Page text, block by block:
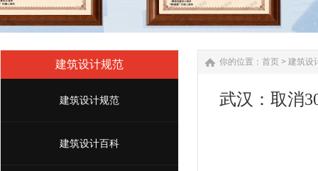
建筑设计规范
建筑设计规范
建筑设计百科
你的位置： 首页 > 建筑设
武汉：取消